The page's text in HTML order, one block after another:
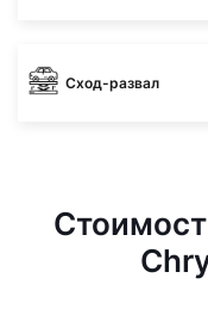
Сход-развал